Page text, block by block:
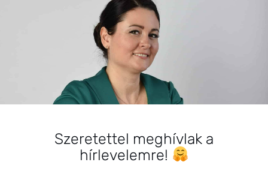
megoldások: Fitoterápia a női
egészségért
2026.01.08.
Az anyatej termelődésének
serkentése természetes
módszerekkel
2019.05.19.
Szeretettel meghívlak a
hírlevelemre!